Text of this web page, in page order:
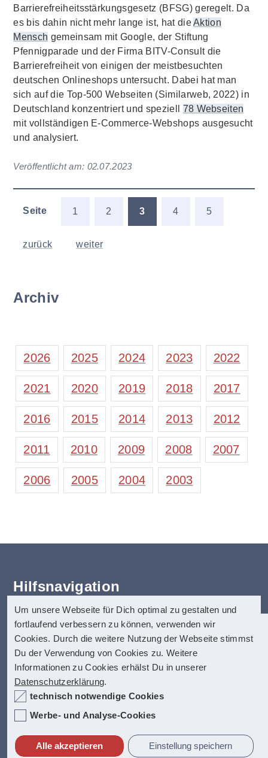
Barrierefreiheitsstärkungsgesetz (BFSG) geregelt. Da
es bis dahin nicht mehr lange ist, hat dieAktion
Mensch gemeinsam mit Google, der Stiftung
Pfennigparade und der Firma BITV-Consult die
Barrierefreiheit von einigen der meistbesuchten
deutschen Onlineshops untersucht. Dabei hat man
sich auf die Top-500 Webseiten (Similarweb, 2022) in
Deutschland konzentriert und speziell 78 Webseiten
mit vollständigen E-Commerce-Webshops ausgesucht
und analysiert.
Veröffentlicht am: 02.07.2023
Seite 1 2 3 4 5
zurück weiter
Archiv
2026 2025 2024 2023 2022
2021 2020 2019 2018 2017
2016 2015 2014 2013 2012
2011 2010 2009 2008 2007
2006 2005 2004 2003
Hilfsnavigation
Erklärung zur Barrierefreiheit
Startseite
Kontakt
Impressum
Datenschutz
Hilfe
Inhalt
Fact-Box
anatom5 ist seit vielen Jahren auf digitale
Barrierefreiheit spezialisiert. Dazu zählen
unter anderem auch barrierefreie PDF-
Dokumente, die allerhöchste Anfoderungen
anatom5 perception marketing
GmbH
Münsterstraße 121
40476 Düsseldorf
Internet:https://www.anatom5.de
Um unsere Webseite für Dich optimal zu gestalten und
fortlaufend verbessern zu können, verwenden wir
Cookies. Durch die weitere Nutzung der Webseite stimmst
Du der Verwendung von Cookies zu. Weitere
Informationen zu Cookies erhälst Du in unserer
Datenschutzerklärung.
technisch notwendige Cookies
Werbe- und Analyse-Cookies
Alle akzeptieren Einstellung speichern